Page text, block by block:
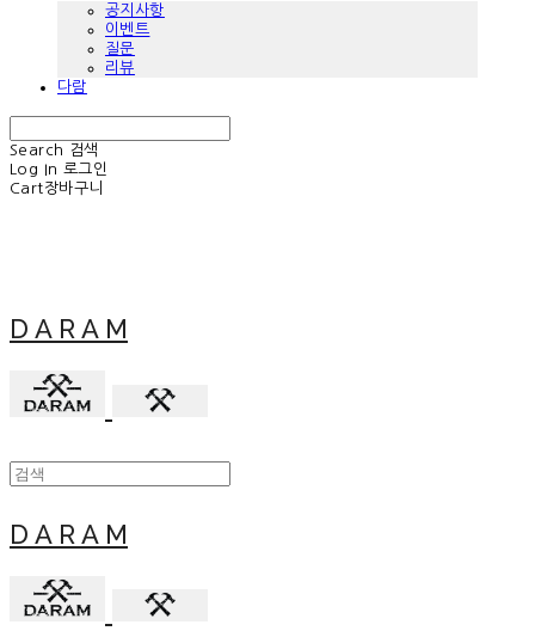
공지사항
이벤트
질문
리뷰
다람
Search
검색
Log In 로그인
Cart장바구니
D A R A M
D A R A M